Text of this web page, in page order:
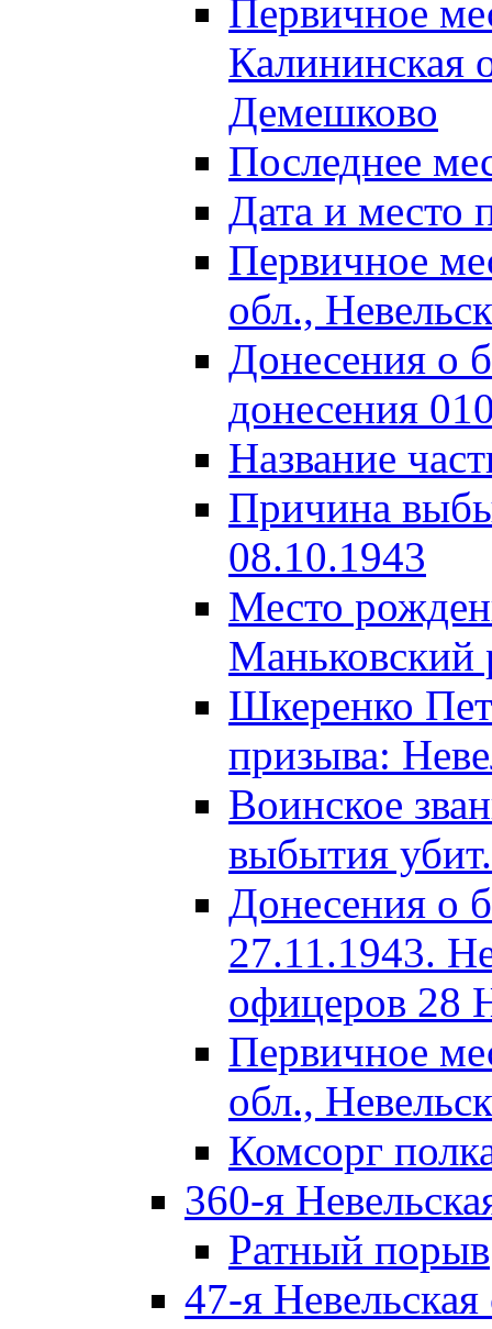
Первичное
Калининская
Демешково
Последнее
Дата и место
Первичное
обл.,
Донесения о
донесения
Название
Причина
08.10.1943
Место
Маньковский
Шкеренко
призыва:
Воинское
выбытия убит.
Донесения о
27.11.1943.
офицеров 28
Первичное
обл.,
Комсорг
360-я
Ратный порыв
47-я Невельская